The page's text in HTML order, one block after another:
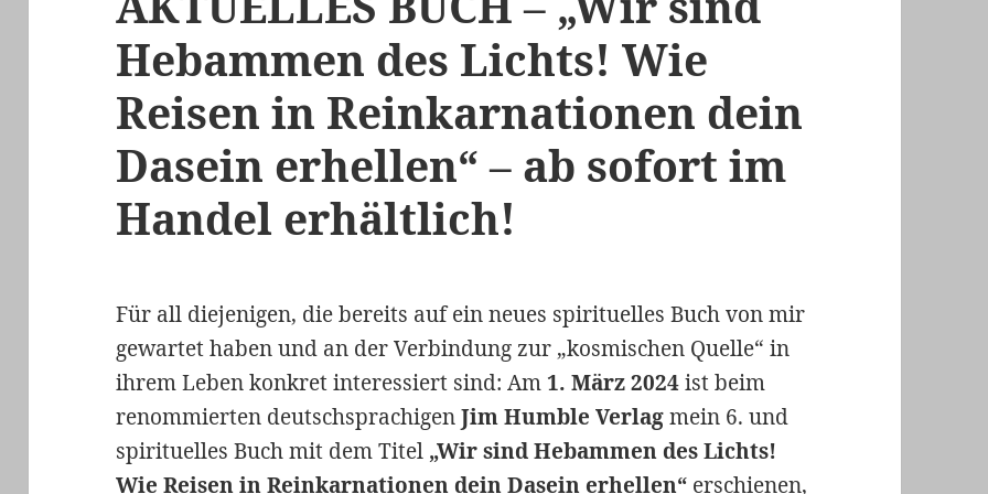
Hebammen des Lichts! Wie
Reisen in Reinkarnationen dein
Dasein erhellen“ – ab sofort im
Handel erhältlich!
Für all diejenigen, die bereits auf ein neues spirituelles Buch von mir
gewartet haben und an der Verbindung zur „kosmischen Quelle“ in
ihrem Leben konkret interessiert sind: Am 1. März 2024ist beim
renommierten deutschsprachigenJim Humble Verlagmein 6. und
spirituelles Buch mit dem Titel „Wir sind Hebammen des Lichts!
Wie Reisen in Reinkarnationen dein Dasein erhellen“ erschienen,